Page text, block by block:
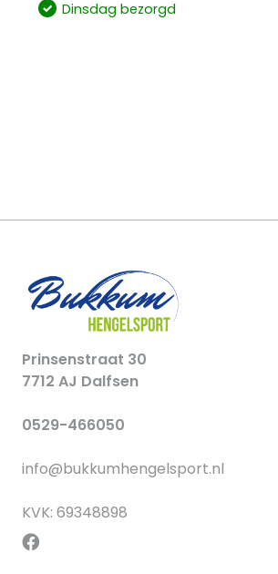
Dinsdag bezorgd
Prinsenstraat 30
7712 AJ Dalfsen
0529-466050
info@bukkumhengelsport.nl
KVK: 69348898